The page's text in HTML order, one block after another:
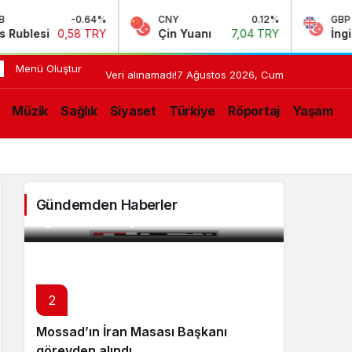
0,58 TRY
CNY
Çin Yuanı 7,04 TRY
GBP
İngiliz Sterlini
13:21 Uganda
Menü Oluştur
Veri alınamadı!7 Ağustos 2026, Cum
Müzik Sağlık Siyaset Türkiye Röportaj Yaşam
Gündemden Haberler
2
Mossad’ın İran Masası Başkanı